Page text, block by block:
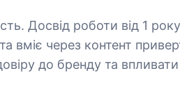
роботи від 1 року. Запрошуємо SMM-
вміє через контент
до бренду та